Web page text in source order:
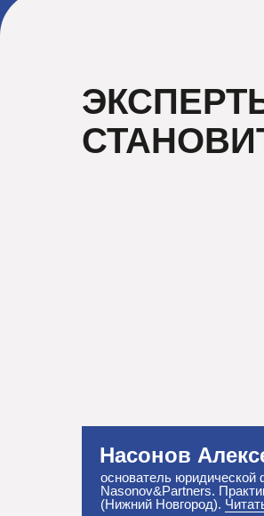
Насонов
основатель
Nasonov&Partners.
(Нижний Новгород).